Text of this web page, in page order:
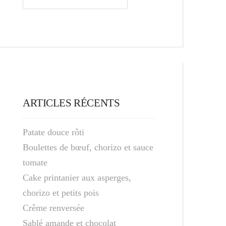
ARTICLES RÉCENTS
Patate douce rôti
Boulettes de bœuf, chorizo et sauce
tomate
Cake printanier aux asperges,
chorizo et petits pois
Crême renversée
Sablé amande et chocolat